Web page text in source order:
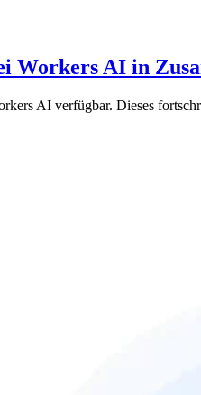
Workers AI in
AI verfügbar. Dieses